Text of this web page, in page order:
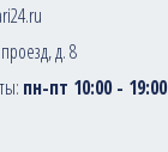
д. 8
пн-пт 10:00 - 19:00